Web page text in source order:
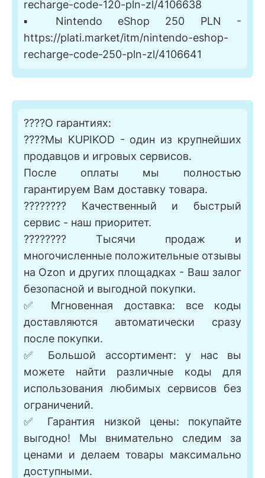
recharge-code-120-pln-zl/4106638
▪️ Nintendo eShop 250 PLN -
https://plati.market/itm/nintendo-eshop-
recharge-code-250-pln-zl/4106641
????О гарантиях:
????Мы KUPIKOD - один из крупнейших
продавцов и игровых сервисов.
После оплаты мы полностью
гарантируем Вам доставку товара.
???????? Качественный и быстрый
сервис - наш приоритет.
???????? Тысячи продаж и
многочисленные положительные отзывы
на Ozon и других площадках - Ваш залог
безопасной и выгодной покупки.
✅ Мгновенная доставка: все коды
доставляются автоматически сразу
после покупки.
✅ Большой ассортимент: у нас вы
можете найти различные коды для
использования любимых сервисов без
ограничений.
✅ Гарантия низкой цены: покупайте
выгодно! Мы внимательно следим за
ценами и делаем товары максимально
доступными.